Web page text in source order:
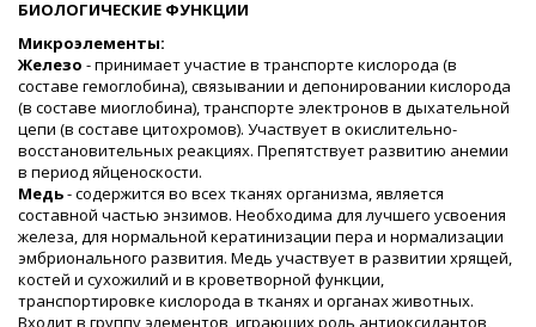
БИОЛОГИЧЕСКИЕ ФУНКЦИИ
Микроэлементы:
Железо - принимает участие в транспорте кислорода (в
составе гемоглобина), связывании и депонировании кислорода
(в составе миоглобина), транспорте электронов в дыхательной
цепи (в составе цитохромов). Участвует в окислительно-
восстановительных реакциях. Препятствует развитию анемии
в период яйценоскости.
Медь- содержится во всех тканях организма, является
составной частью энзимов. Необходима для лучшего усвоения
железа, для нормальной кератинизации пера и нормализации
эмбрионального развития. Медь участвует в развитии хрящей,
костей и сухожилий и в кроветворной функции,
транспортировке кислорода в тканях и органах животных.
Входит в группу элементов, играющих роль антиоксидантов,